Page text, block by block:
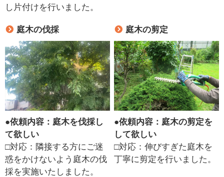
し片付けを行いました。
庭木の伐採
●依頼内容：庭木を伐採し
て欲しい
□対応：隣接する方にご迷
惑をかけないよう庭木の伐
採を実施いたしました。
庭木の剪定
●依頼内容：庭木の剪定を
して欲しい
□対応：伸びすぎた庭木を
丁寧に剪定を行いました。